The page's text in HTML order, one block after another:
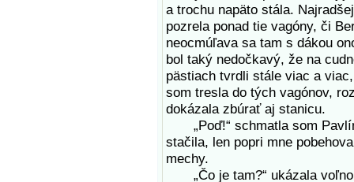
a trochu napäto stála.
pozrela ponad tie vagóny, či
neocmúľava sa tam s dákou
bol taký nedočkavý, že na
pästiach tvrdli stále viac a
som tresla do tých vagónov,
dokázala zbúrať aj stanicu.
„Poď!“ schmatla som
stačila, len popri mne
mechy.
„Čo je tam?“ ukázala